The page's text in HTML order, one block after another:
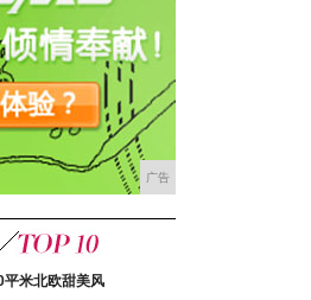
广告
平米北欧甜美风